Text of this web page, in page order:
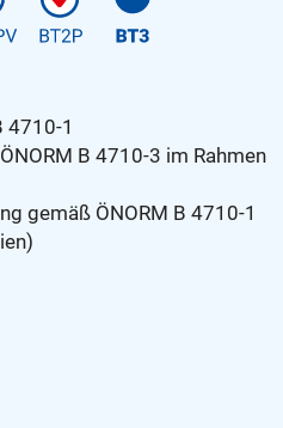
4710-1
B 4710-3 im Rahmen
gemäß ÖNORM B 4710-1